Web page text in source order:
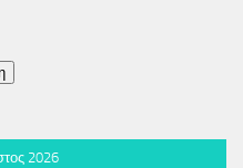
2026